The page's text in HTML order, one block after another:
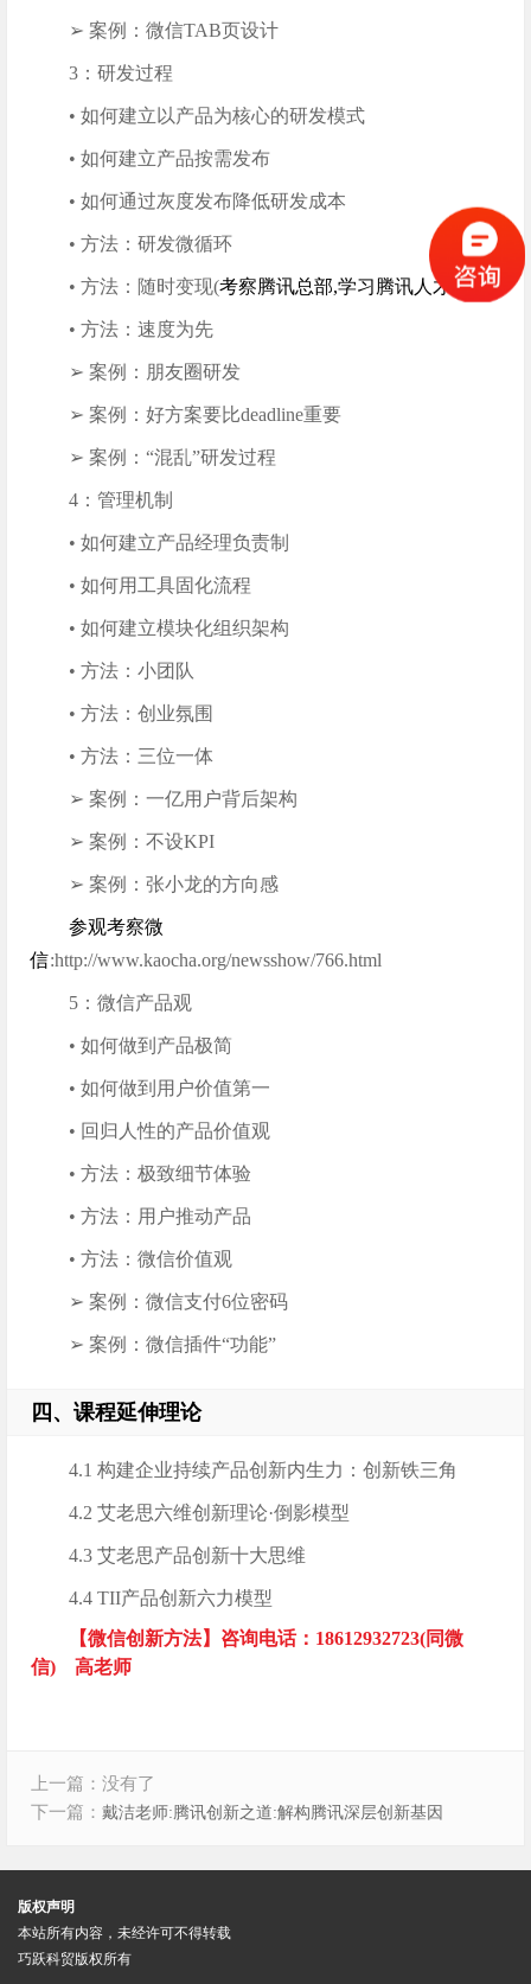
➢ 案例：微信TAB页设计
3：研发过程
• 如何建立以产品为核心的研发模式
• 如何建立产品按需发布
• 如何通过灰度发布降低研发成本
• 方法：研发微循环
• 方法：随时变现(考察腾讯总部,学习腾讯人才发展)
• 方法：速度为先
➢ 案例：朋友圈研发
➢ 案例：好方案要比deadline重要
➢ 案例：“混乱”研发过程
4：管理机制
• 如何建立产品经理负责制
• 如何用工具固化流程
• 如何建立模块化组织架构
• 方法：小团队
• 方法：创业氛围
• 方法：三位一体
➢ 案例：一亿用户背后架构
➢ 案例：不设KPI
➢ 案例：张小龙的方向感
参观考察微
信:http://www.kaocha.org/newsshow/766.html
5：微信产品观
• 如何做到产品极简
• 如何做到用户价值第一
• 回归人性的产品价值观
• 方法：极致细节体验
• 方法：用户推动产品
• 方法：微信价值观
➢ 案例：微信支付6位密码
➢ 案例：微信插件“功能”
四、课程延伸理论
4.1 构建企业持续产品创新内生力：创新铁三角
4.2 艾老思六维创新理论·倒影模型
4.3 艾老思产品创新十大思维
4.4 TII产品创新六力模型
【微信创新方法】咨询电话：18612932723(同微
信) 高老师
上一篇：没有了
下一篇： 戴洁老师:腾讯创新之道:解构腾讯深层创新基因
版权声明
本站所有内容，未经许可不得转载
巧跃科贸版权所有